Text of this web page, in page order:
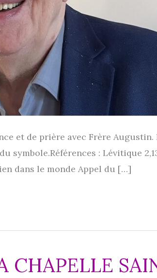
et de prière avec Frère
: Lévitique
dans le monde Appel du […]
CHAPELLE